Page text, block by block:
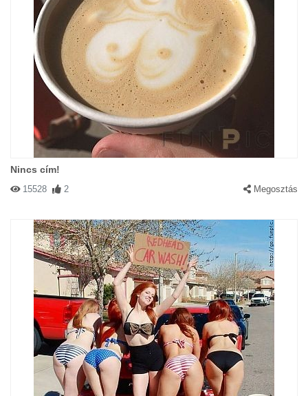
Nincs cím!
15528 2 Megosztás